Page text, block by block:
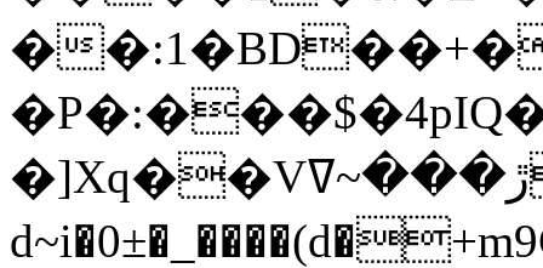
��:1�BD��+�
�]Xq��Vڙ���~ߜ����R6��^n_��K�:-